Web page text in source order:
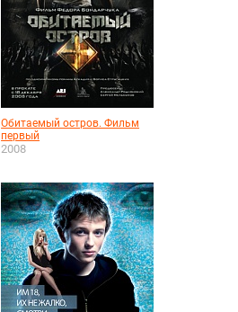
Обитаемый остров. Фильм
первый
2008